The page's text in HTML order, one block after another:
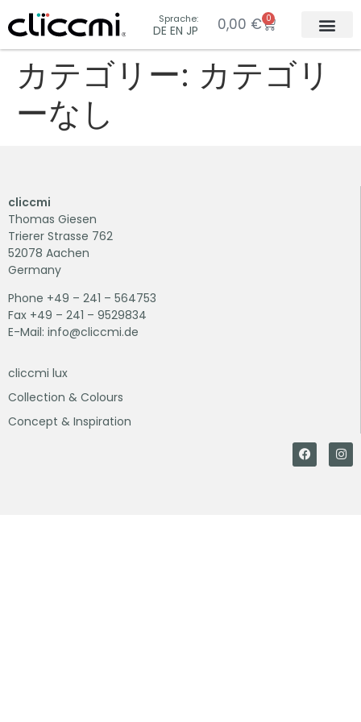
Sprache:
DE EN JP 0,00 € 0
カテゴリー: カテゴリ
ーなし
cliccmi
Thomas Giesen
Trierer Strasse 762
52078 Aachen
Germany
Phone +49 – 241 – 564753
Fax +49 – 241 – 9529834
E-Mail: info@cliccmi.de
cliccmi lux
Collection & Colours
Concept & Inspiration